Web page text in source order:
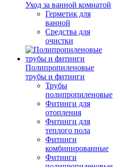
Уход за ванной комнатой
Герметик для
ванной
Средства для
очистки
Полипропиленовые
трубы и фитинги
Трубы
полипропиленовые
Фитинги для
отопления
Фитинги для
теплого пола
Фитинги
комбинированные
Фитинги